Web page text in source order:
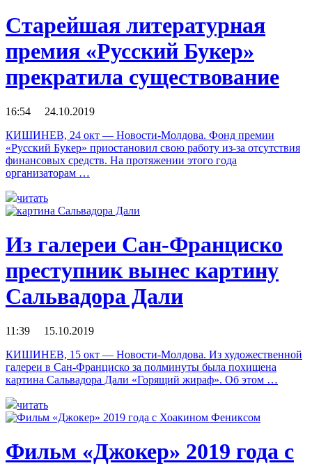
Старейшая литературная
премия «Русский Букер»
прекратила существование
16:54 24.10.2019
КИШИНЕВ, 24 окт — Новости-Молдова. Фонд премии
«Русский Букер» приостановил свою работу из-за отсутствия
финансовых средств. На протяжении этого года
организаторам …
читать
Из галереи Сан-Франциско
преступник вынес картину
Сальвадора Дали
11:39 15.10.2019
КИШИНЕВ, 15 окт — Новости-Молдова. Из художественной
галереи в Сан-Франциско за полминуты была похищена
картина Сальвадора Дали «Горящий жираф». Об этом …
читать
Фильм «Джокер» 2019 года c